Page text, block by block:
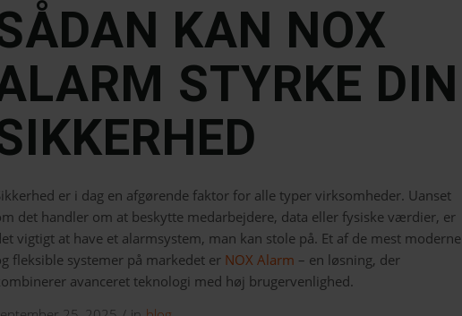
KAN NOX
STYRKE DIN
er i dag en afgørende faktor for alle typer virksomheder. Uanset
det handler om at beskytte medarbejdere, data eller fysiske værdier, er
vigtigt at have et alarmsystem, man kan stole på. Et af de mest moderne
fleksible systemer på markedet er NOX Alarm – en løsning, der
avanceret teknologi med høj brugervenlighed.